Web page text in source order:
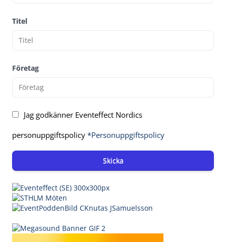
Titel
Företag
Jag godkänner Eventeffect Nordics
personuppgiftspolicy *Personuppgiftspolicy
Skicka